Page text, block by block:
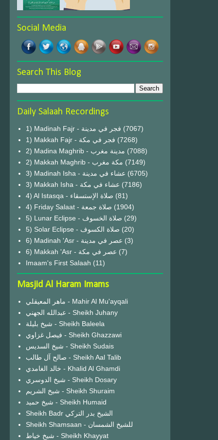
Social Media
Search This Blog
Daily Salaah Recordings
1) Madinah Fajr - فجر في مدينة (7067)
1) Makkah Fajr - فجر في مكة (7268)
2) Madina Maghrib - مدينة مغرب (7088)
2) Makkah Maghrib - مكة مغرب (7149)
3) Madinah Isha - عشاء في مدينة (6705)
3) Makkah Isha - عشاء في مكة (7186)
4) Al Istasqa - صلاة الإستسقاء (81)
4) Friday Salaat - صلاة جمعة (1904)
5) Lunar Eclipse - صلاة الخسوف (29)
(20)
6) Madinah 'Asr - عصر في مدينة (3)
6) Makkah 'Asr - عصر في مكة (7)
Imaam's First Salaah (11)
Masjid Al Haram Imams
ماهر المعيقلي - Mahir Al Mu'ayqali
عبدالله الجهني - Sheikh Juhany
شيخ بليلة - Sheikh Baleela
فيصل غزاوي - Sheikh Ghazzawi
شيخ السديس - Sheikh Sudais
صالح آل طالب - Sheikh Aal Talib
خالد الغامدي - Khalid Al Ghamdi
شيخ الدوسري - Sheikh Dosary
شيخ الشريم - Sheikh Shuraim
شيخ حميد - Sheikh Humaid
Sheikh Badr الشيخ بدر التركي
Sheikh Shamsaan - للشيخ الشمسان
شيخ خياط - Sheikh Khayyat